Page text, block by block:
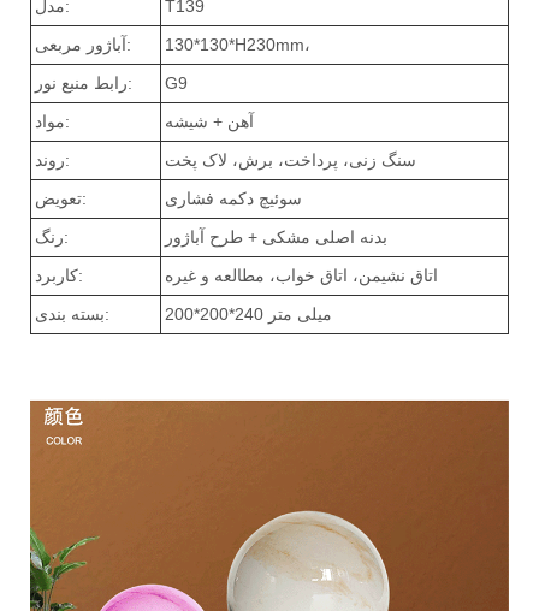
مدل:
T139
آباژور مربعی:
130*130*H230mm،
رابط منبع نور:
G9
مواد:
آهن + شیشه
روند:
سنگ زنی، پرداخت، برش، لاک پخت
تعویض:
سوئیچ دکمه فشاری
رنگ:
بدنه اصلی مشکی + طرح آباژور
کاربرد:
اتاق نشیمن، اتاق خواب، مطالعه و غیره
بسته بندی:
200*200*240 میلی متر